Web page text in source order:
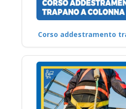
Corso addestramento